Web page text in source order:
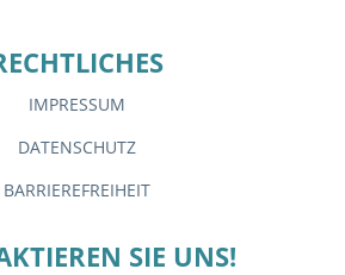
IMPRESSUM
DATENSCHUTZ
BARRIEREFREIHEIT
SIE UNS!